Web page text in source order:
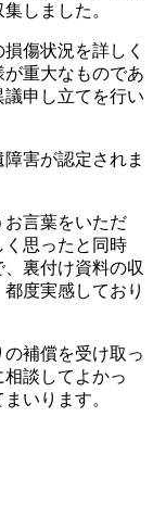
しました。
傷状況を詳しく
重大なものであ
申し立てを行い
害が認定されま
お言葉をいただ
く思ったと同時
裏付け資料の収
度実感しており
補償を受け取っ
談してよかっ
いります。